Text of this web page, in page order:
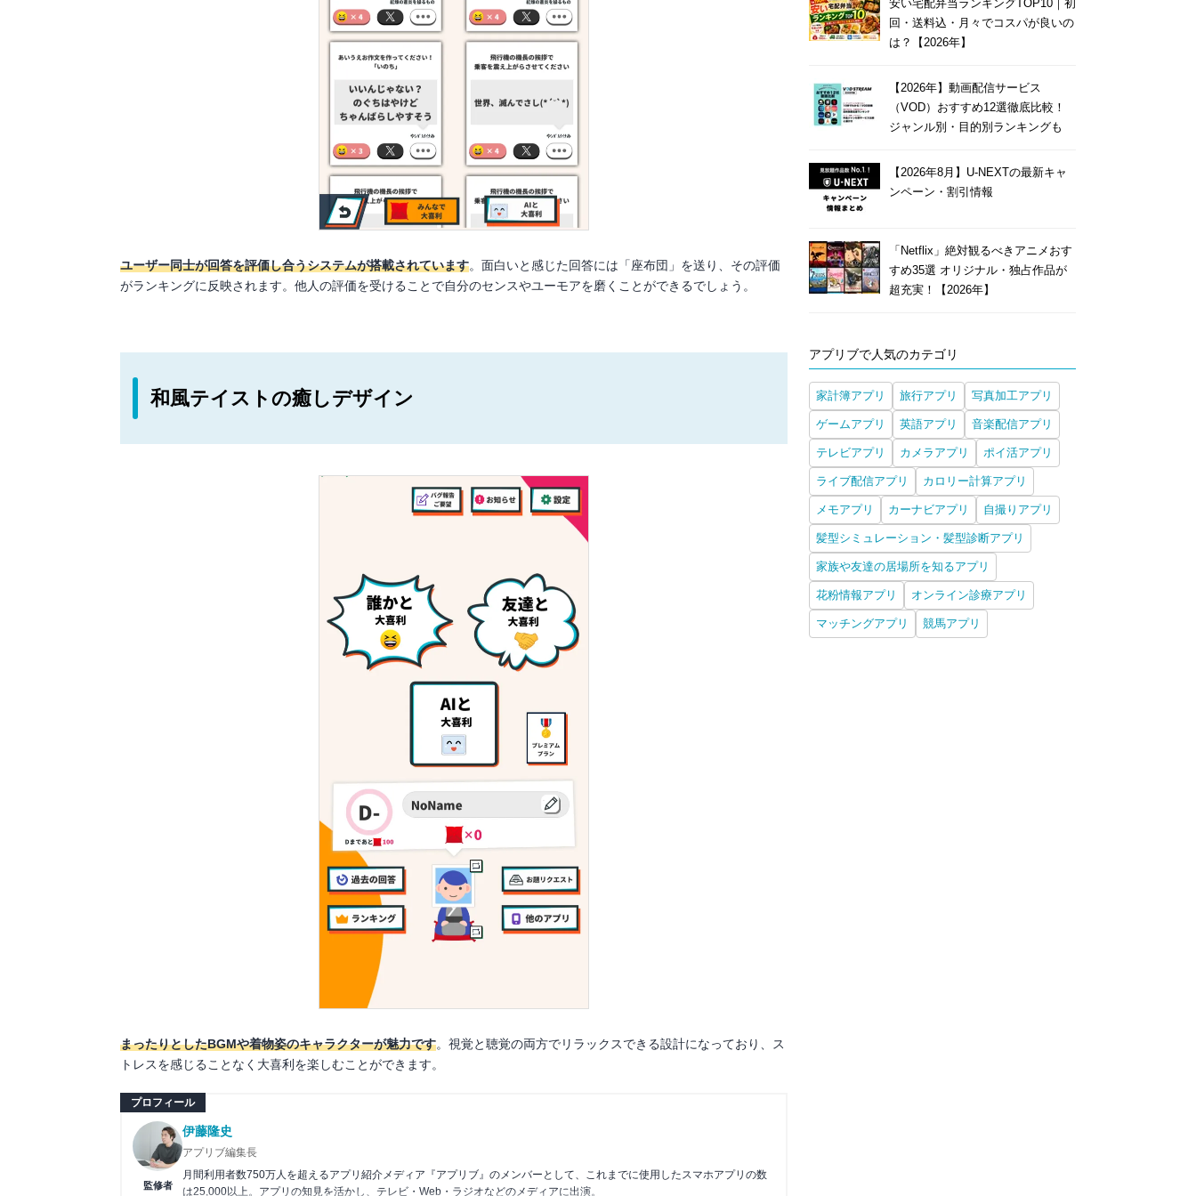
ユーザー同士が回答を評価し合うシステムが搭載されています。面白いと感じた回答には「座布団」を送り、その評価
がランキングに反映されます。他人の評価を受けることで自分のセンスやユーモアを磨くことができるでしょう。
和風テイストの癒しデザイン
まったりとしたBGMや着物姿のキャラクターが魅力です。視覚と聴覚の両方でリラックスできる設計になっており、ス
トレスを感じることなく大喜利を楽しむことができます。
プロフィール
監修者
伊藤隆史
アプリブ編集長
月間利用者数750万人を超えるアプリ紹介メディア『アプリブ』のメンバーとして、これまでに使用したスマホアプリの数
は25,000以上。アプリの知見を活かし、テレビ・Web・ラジオなどのメディアに出演。
安い宅配弁当ランキングTOP10｜初
回・送料込・月々でコスパが良いの
は？【2026年】
【2026年】動画配信サービス
（VOD）おすすめ12選徹底比較！
ジャンル別・目的別ランキングも
【2026年8月】U-NEXTの最新キャ
ンペーン・割引情報
「Netflix」絶対観るべきアニメおす
すめ35選 オリジナル・独占作品が
超充実！【2026年】
アプリブで人気のカテゴリ
家計簿アプリ 旅行アプリ 写真加工アプリ
ゲームアプリ 英語アプリ 音楽配信アプリ
テレビアプリ カメラアプリ ポイ活アプリ
ライブ配信アプリ カロリー計算アプリ
メモアプリ カーナビアプリ 自撮りアプリ
髪型シミュレーション・髪型診断アプリ
家族や友達の居場所を知るアプリ
花粉情報アプリ オンライン診療アプリ
マッチングアプリ 競馬アプリ